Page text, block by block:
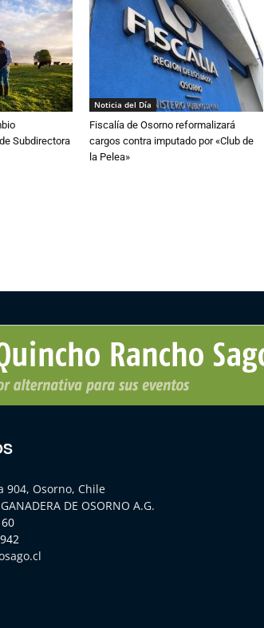
Subdirectora
Noticia del Día
Fiscalía de Osorno reformalizará
cargos contra imputado por «Club de
la Pelea»
904, Osorno, Chile
DE OSORNO A.G.